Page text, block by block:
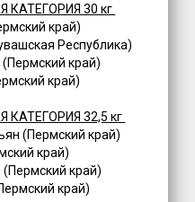
КАТЕГОРИЯ 30 кг
край)
Республика)
край)
край)
КАТЕГОРИЯ 32,5 кг
(Пермский край)
край)
край)
край)